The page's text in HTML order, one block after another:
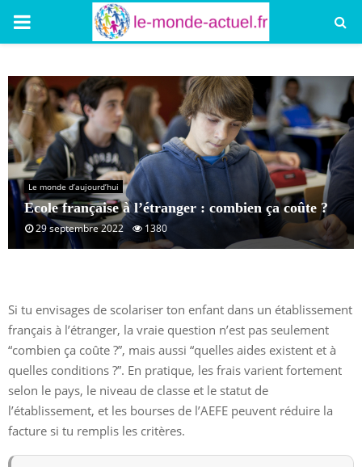
PRIMARY
Le monde d’aujourd’hui
Ecole française à l’étranger : combien ça coûte ?
29 septembre 2022 1380
Si tu envisages de scolariser ton enfant dans un établissement
français à l’étranger, la vraie question n’est pas seulement
“combien ça coûte ?”, mais aussi “quelles aides existent et à
quelles conditions ?”. En pratique, les frais varient fortement
selon le pays, le niveau de classe et le statut de
l’établissement, et les bourses de l’AEFE peuvent réduire la
facture si tu remplis les critères.